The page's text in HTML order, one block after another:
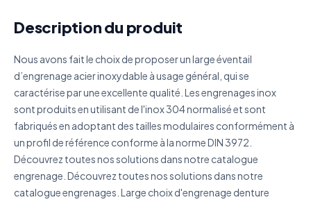
Description du produit
Nous avons fait le choix de proposer un large éventail
d’engrenage acier inoxydable à usage général, qui se
caractérise par une excellente qualité. Les engrenages inox
sont produits en utilisant de l'inox 304 normalisé et sont
fabriqués en adoptant des tailles modulaires conformément à
un profil de référence conforme à la norme DIN 3972.
Découvrez toutes nos solutions dans notre catalogue
engrenage. Découvrez toutes nos solutions dans notre
catalogue engrenages. Large choix d'engrenage denture
Référence produit
Quantité estimée
Décrivez votre besoin